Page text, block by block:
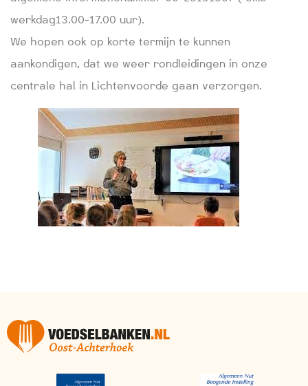
werkdag13.00-17.00 uur).
We hopen ook op korte termijn te kunnen
aankondigen, dat we weer rondleidingen in onze
centrale hal in Lichtenvoorde gaan verzorgen.